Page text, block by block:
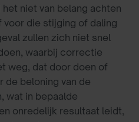
niet van belang achten
die stijging of daling
zullen zich niet snel
waarbij correctie
weg, dat door doen of
de beloning van de
wat in bepaalde
onredelijk resultaat leidt,